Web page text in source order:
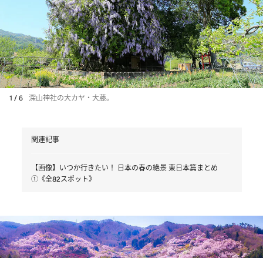
1 / 6 深山神社の大カヤ・大藤。
関連記事
【画像】いつか行きたい！ 日本の春の絶景 東日本篇まとめ
①《全82スポット》